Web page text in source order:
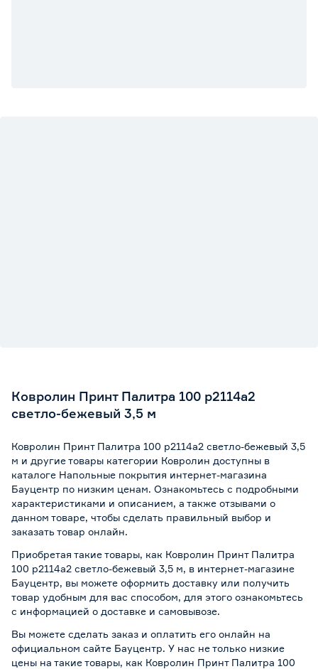
Ковролин Принт Палитра 100 p2114a2
светло-бежевый 3,5 м
Ковролин Принт Палитра 100 p2114a2 светло-бежевый 3,5
м и другие товары категории Ковролин доступны в
каталоге Напольные покрытия интернет-магазина
Бауцентр по низким ценам. Ознакомьтесь с подробными
характеристиками и описанием, а также отзывами о
данном товаре, чтобы сделать правильный выбор и
заказать товар онлайн.
Приобретая такие товары, как Ковролин Принт Палитра
100 p2114a2 светло-бежевый 3,5 м, в интернет-магазине
Бауцентр, вы можете оформить доставку или получить
товар удобным для вас способом, для этого ознакомьтесь
с информацией о доставке и самовывозе.
Вы можете сделать заказ и оплатить его онлайн на
официальном сайте Бауцентр. У нас не только низкие
цены на такие товары, как Ковролин Принт Палитра 100